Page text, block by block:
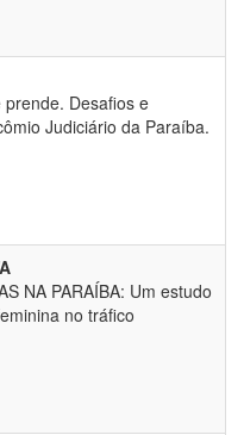
Desafios e
Judiciário da Paraíba.
NA PARAÍBA: Um estudo
no tráfico